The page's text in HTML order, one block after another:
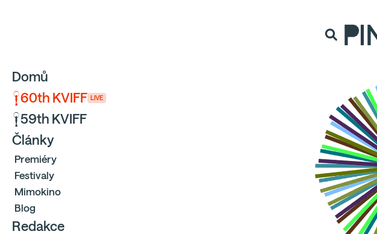
Domů
60th KVIFF LIVE
59th KVIFF
Články
Premiéry
Festivaly
Mimokino
Blog
Redakce